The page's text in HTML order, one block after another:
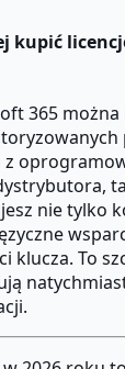
kupić
365
nie tylko
klucza. To